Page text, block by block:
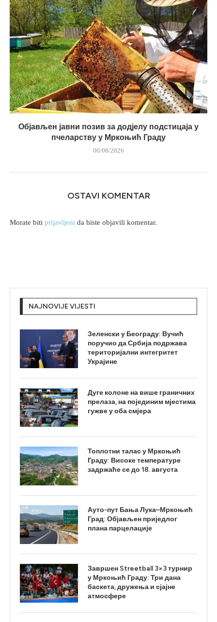
Објављен јавни позив за додјелу подстицаја у
пчеларству у Мркоњић Граду
06/08/2026
OSTAVI KOMENTAR
Morate biti prijavljeni da biste objavili komentar.
NAJNOVIJE VIJESTI
Зеленски у Београду: Вучић
поручио да Србија подржава
територијални интегритет
Украјине
Дуге колоне на више граничних
прелаза, на појединим мјестима
гужве у оба смјера
Топлотни талас у Мркоњић
Граду: Високе температуре
задржаће се до 18. августа
Ауто-пут Бања Лука–Мркоњић
Град: Објављен приједлог
плана парцелације
Завршен Streetball 3×3 турнир
у Мркоњић Граду: Три дана
баскета, дружења и сјајне
атмосфере